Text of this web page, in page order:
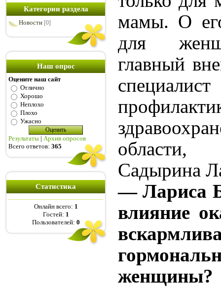
Категории раздела
Новости [0]
Наш опрос
Оцените наш сайт
Отлично
Хорошо
Неплохо
Плохо
Ужасно
Результаты | Архив опросов
Всего ответов: 365
Статистика
Онлайн всего: 1
Гостей: 1
Пользователей: 0
мамы. О
для
главный
области,
Садырина
— Лариса
влияние
женщины?